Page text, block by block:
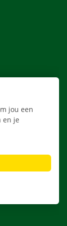
jou een
en je